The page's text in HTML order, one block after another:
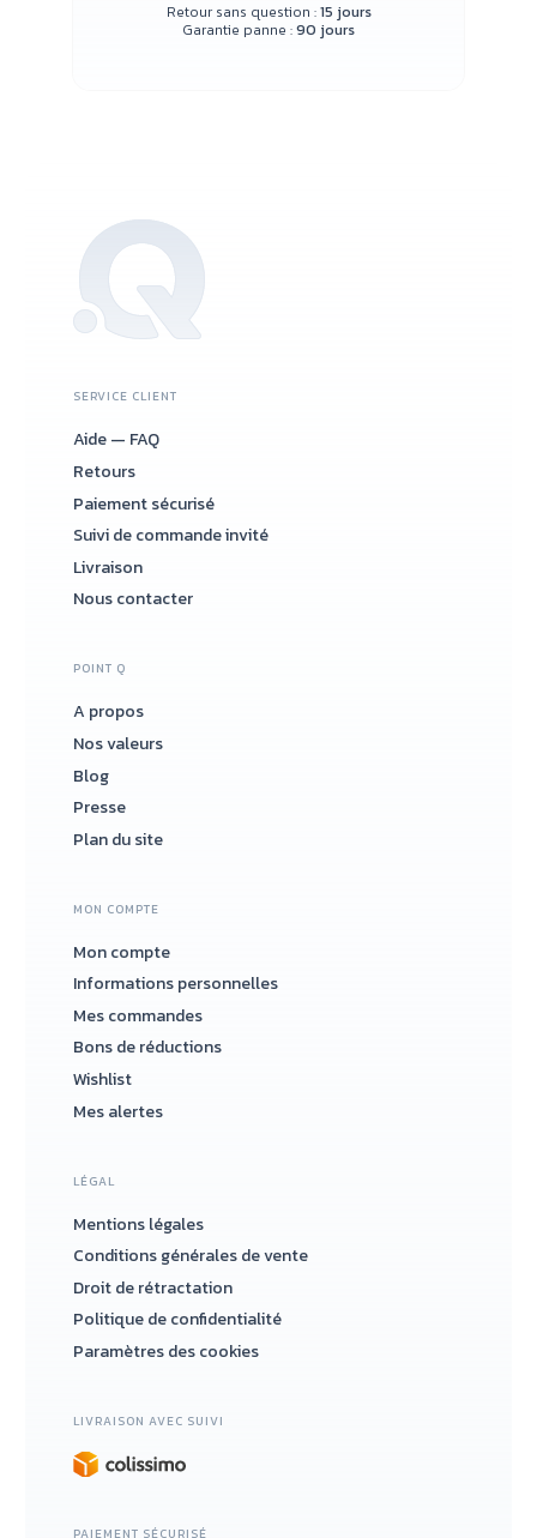
Retour sans question :15 jours
Garantie panne :90 jours
SERVICE CLIENT
Aide — FAQ
Retours
Paiement sécurisé
Suivi de commande invité
Livraison
Nous contacter
POINT Q
A propos
Nos valeurs
Blog
Presse
Plan du site
MON COMPTE
Mon compte
Informations personnelles
Mes commandes
Bons de réductions
Wishlist
Mes alertes
LÉGAL
Mentions légales
Conditions générales de vente
Droit de rétractation
Politique de confidentialité
Paramètres des cookies
LIVRAISON AVEC SUIVI
PAIEMENT SÉCURISÉ